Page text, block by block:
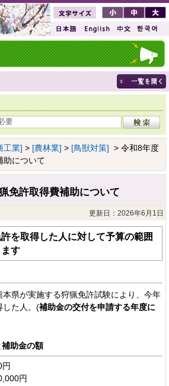
工業] > [農林業] > [鳥獣対策] > 令和8年度
助について
免許取得費補助について
更新日：2026年6月1日
を取得した人に対して予算の範囲
す
県が実施する狩猟免許試験により、今年
した人。(補助金の交付を申請する年度に
助金の額
円